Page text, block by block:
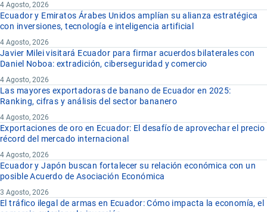
4 Agosto, 2026
Ecuador y Emiratos Árabes Unidos amplían su alianza estratégica
con inversiones, tecnología e inteligencia artificial
4 Agosto, 2026
Javier Milei visitará Ecuador para firmar acuerdos bilaterales con
Daniel Noboa: extradición, ciberseguridad y comercio
4 Agosto, 2026
Las mayores exportadoras de banano de Ecuador en 2025:
Ranking, cifras y análisis del sector bananero
4 Agosto, 2026
Exportaciones de oro en Ecuador: El desafío de aprovechar el precio
récord del mercado internacional
4 Agosto, 2026
Ecuador y Japón buscan fortalecer su relación económica con un
posible Acuerdo de Asociación Económica
3 Agosto, 2026
El tráfico ilegal de armas en Ecuador: Cómo impacta la economía, el